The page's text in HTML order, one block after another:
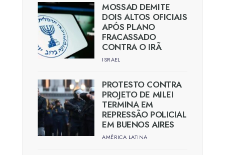
MOSSAD DEMITE
DOIS ALTOS OFICIAIS
APÓS PLANO
FRACASSADO
CONTRA O IRÃ
ISRAEL
PROTESTO CONTRA
PROJETO DE MILEI
TERMINA EM
REPRESSÃO POLICIAL
EM BUENOS AIRES
AMÉRICA LATINA